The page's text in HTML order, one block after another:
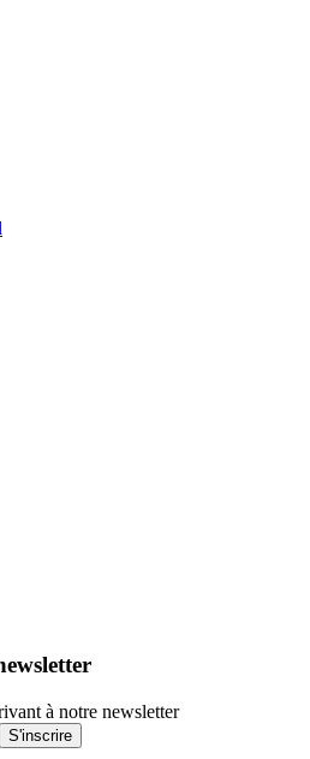
à notre newsletter
S'inscrire